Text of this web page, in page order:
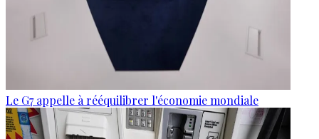
Le G7 appelle à rééquilibrer l'économie mondiale